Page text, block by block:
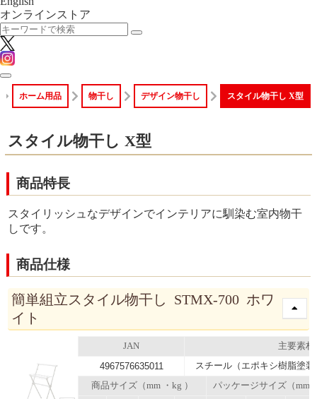
オンラインストア
ホーム用品 物干し デザイン物干し スタイル物干し X型
スタイル物干し X型
商品特長
スタイリッシュなデザインでインテリアに馴染む室内物干
しです。
商品仕様
簡単組立スタイル物干し STMX-700 ホワ
イト
JAN 主要素材
4967576635011 スチール（エポキシ樹脂塗
商品サイズ（mm ・kg ）
パッケージサイズ（mm